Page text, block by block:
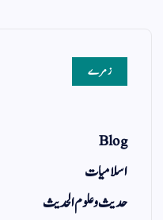
زمرے
Blog
اسلامیات
حدیث و علوم الحدیث